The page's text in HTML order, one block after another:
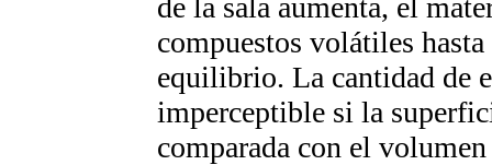
de la sala aumenta, el
compuestos volátiles
equilibrio. La cantidad de
imperceptible si la
comparada con el